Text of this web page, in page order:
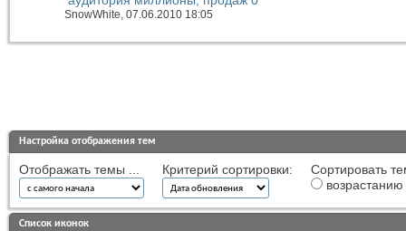
SnowWhite, 07.06.2010 18:05
Настройка отображения тем
Отображать темы ... Критерий сортировки:
Сортировать
возрастанию
Список иконок